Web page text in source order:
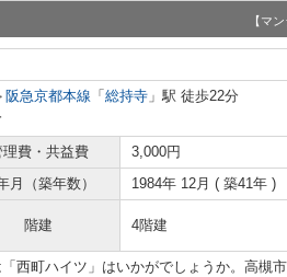
【マ
阪急京都本線 「 総持寺 」駅 徒歩22分
理費・共益費
3,000円
月（築年数） 1984年 12月 ( 築41年 )
階建 4階建
西町ハイツ」はいかがでしょうか。高槻